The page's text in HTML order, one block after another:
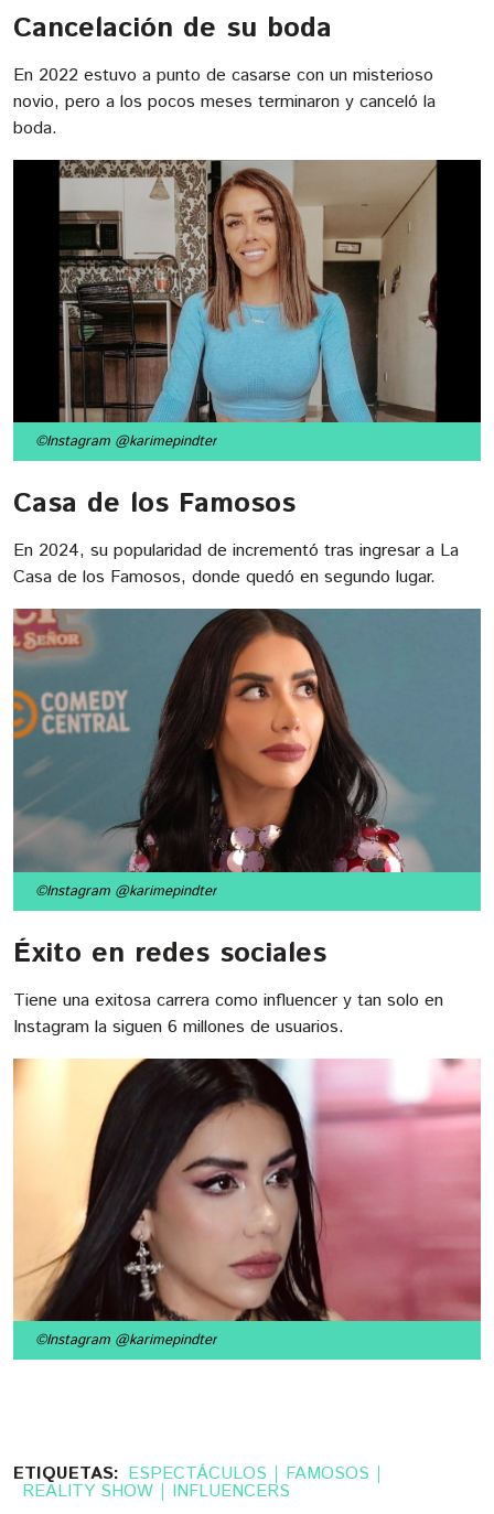
Cancelación de su boda
En 2022 estuvo a punto de casarse con un misterioso
novio, pero a los pocos meses terminaron y canceló la
boda.
©Instagram @karimepindter
Casa de los Famosos
En 2024, su popularidad de incrementó tras ingresar a La
Casa de los Famosos, donde quedó en segundo lugar.
©Instagram @karimepindter
Éxito en redes sociales
Tiene una exitosa carrera como influencer y tan solo en
Instagram la siguen 6 millones de usuarios.
©Instagram @karimepindter
ETIQUETAS: ESPECTÁCULOS FAMOSOS
REALITY SHOW INFLUENCERS